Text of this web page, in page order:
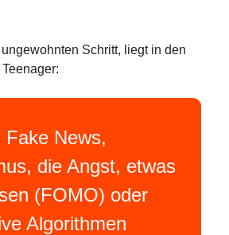
Schritt, liegt in den
Fake News,
die Angst, etwas
(FOMO) oder
Algorithmen